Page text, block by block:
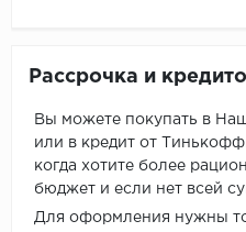
Рассрочка и
Вы можете покупать в
или в кредит от
когда хотите более
бюджет и если нет всей
Для оформления нужны